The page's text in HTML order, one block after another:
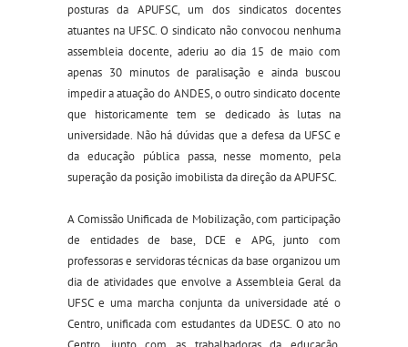
posturas da APUFSC, um dos sindicatos docentes
atuantes na UFSC. O sindicato não convocou nenhuma
assembleia docente, aderiu ao dia 15 de maio com
apenas 30 minutos de paralisação e ainda buscou
impedir a atuação do ANDES, o outro sindicato docente
que historicamente tem se dedicado às lutas na
universidade. Não há dúvidas que a defesa da UFSC e
da educação pública passa, nesse momento, pela
superação da posição imobilista da direção da APUFSC.
A Comissão Unificada de Mobilização, com participação
de entidades de base, DCE e APG, junto com
professoras e servidoras técnicas da base organizou um
dia de atividades que envolve a Assembleia Geral da
UFSC e uma marcha conjunta da universidade até o
Centro, unificada com estudantes da UDESC. O ato no